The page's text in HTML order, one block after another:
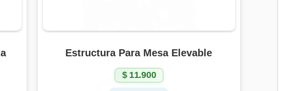
Estructura Para Mesa Elevable
$11.900